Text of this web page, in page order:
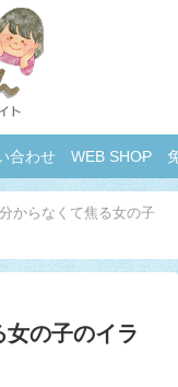
合わせ WEB SHOP
からなくて焦る女の子
の子のイラ